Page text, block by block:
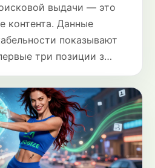
выдачи — это
контента. Данные
показывают
три позиции з…